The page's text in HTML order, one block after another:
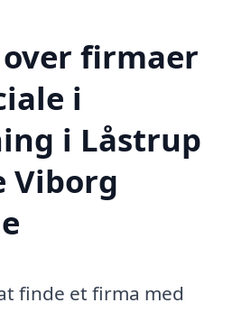
firmaer
i
i Låstrup
Viborg
finde et firma med